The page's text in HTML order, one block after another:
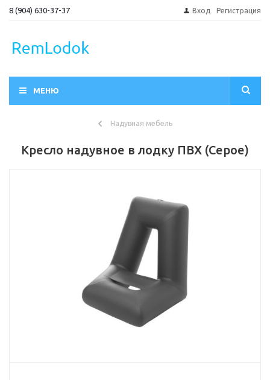
8 (904) 630-37-37 Вход Регистрация
МЕНЮ
Надувная мебель
Кресло надувное в лодку ПВХ (Серое)